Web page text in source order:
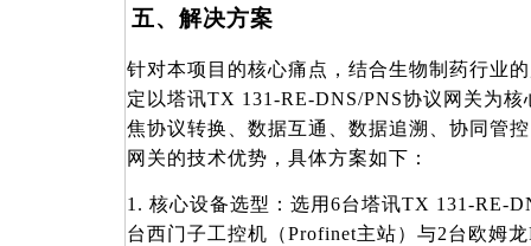
五、解决方案
针对本项目的核心痛点，结合生物制药行业
定以塔讯TX 131-RE-DNS/PNS协议网关为
焦协议转换、数据互通、数据追溯、协同管
网关的技术优势，具体方案如下：
1. 核心设备选型：选用6台塔讯TX 131-RE-
台西门子工控机（Profinet主站）与2台欧姆